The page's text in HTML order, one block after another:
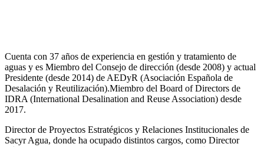
Cuenta con 37 años de experiencia en gestión y tratamiento de
aguas y es Miembro del Consejo de dirección (desde 2008) y actual
Presidente (desde 2014) de AEDyR (Asociación Española de
Desalación y Reutilización).Miembro del Board of Directors de
IDRA (International Desalination and Reuse Association) desde
2017.
Director de Proyectos Estratégicos y Relaciones Institucionales de
Sacyr Agua, donde ha ocupado distintos cargos, como Director